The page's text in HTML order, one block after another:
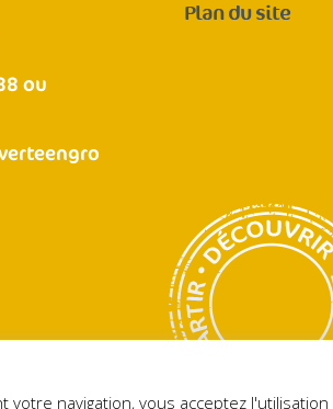
ou
Plan du site
votre navigation, vous acceptez